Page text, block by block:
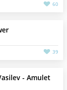
60
39
- Amulet